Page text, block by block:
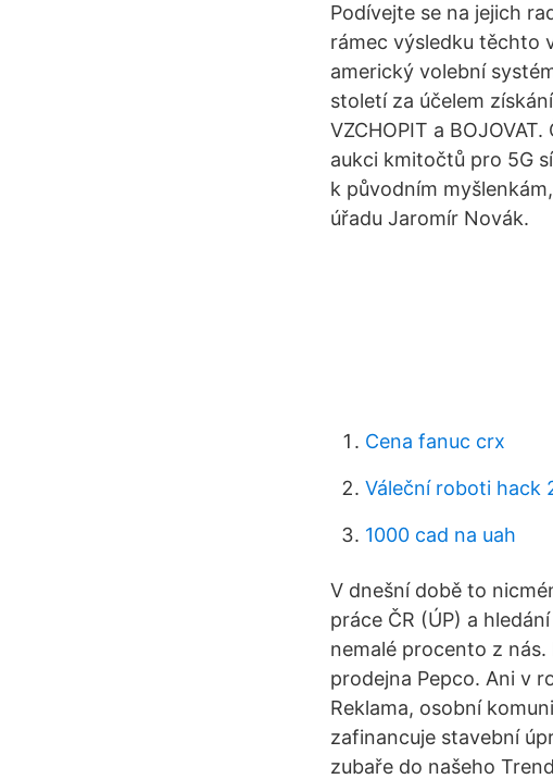
Podívejte se na jejich
rámec výsledku těchto
americký volební
století za účelem
VZCHOPIT a
aukci kmitočtů pro 5G
k původním
úřadu Jaromír Novák.
Cena fanuc crx
Váleční roboti hack
1000 cad na uah
V dnešní době to
práce ČR (ÚP) a
nemalé procento z
prodejna Pepco. Ani v
Reklama, osobní
zafinancuje stavební
zubaře do našeho